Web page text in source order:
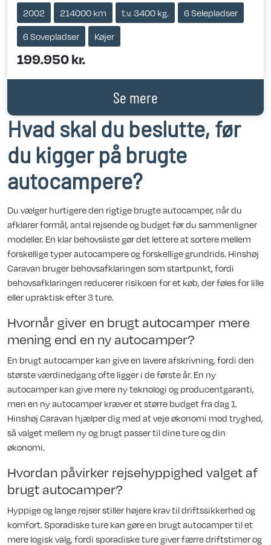
2002 214000 km t.v. 3400 kg. 6 Selepladser
6 Sovepladser Køjer
199.950 kr.
Se mere
Hvad skal du beslutte, før
du kigger på brugte
autocampere?
Du vælger hurtigere den rigtige brugte autocamper, når du
afklarer formål, antal rejsende og budget før du sammenligner
modeller. En klar behovsliste gør det lettere at sortere mellem
forskellige typer autocampere og forskellige grundrids. Hinshøj
Caravan bruger behovsafklaringen som startpunkt, fordi
behovsafklaringen reducerer risikoen for et køb, der føles for lille
eller upraktisk efter 3 ture.
Hvornår giver en brugt autocamper mere
mening end en ny autocamper?
En brugt autocamper kan give en lavere afskrivning, fordi den
største værdinedgang ofte ligger i de første år. En ny
autocamper kan give mere ny teknologi og producentgaranti,
men en ny autocamper kræver et større budget fra dag 1.
Hinshøj Caravan hjælper dig med at veje økonomi mod tryghed,
så valget mellem ny og brugt passer til dine ture og din
økonomi.
Hvordan påvirker rejsehyppighed valget af
brugt autocamper?
Hyppige og lange rejser stiller højere krav til driftssikkerhed og
komfort. Sporadiske ture kan gøre en brugt autocamper til et
mere logisk valg, fordi sporadiske ture giver færre driftstimer og